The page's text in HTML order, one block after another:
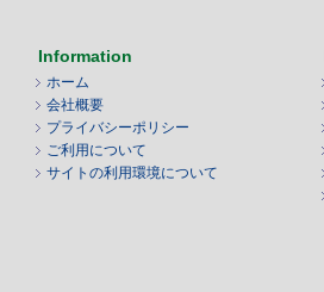
Information
ホーム
会社概要
プライバシーポリシー
ご利用について
サイトの利用環境について